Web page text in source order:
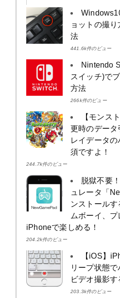
ョットの撮
法
441.6k件のビュー
Nintendo
スイッチ)で
方法
266k件のビュー
【モンス
更時のデー
レイデータ
須ですよ！
244.7k件のビュー
脱獄不要
ュレータ「
ンストール
ムボーイ、
iPhoneで楽しめる！
204.2k件のビュー
【iOS】
リープ状態で
ビデオ撮影す
203.3k件のビュー